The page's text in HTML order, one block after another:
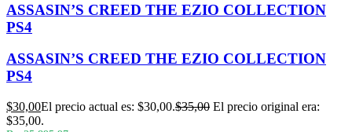
ASSASIN’S CREED THE EZIO COLLECTION
PS4
ASSASIN’S CREED THE EZIO COLLECTION
PS4
$30,00El precio actual es: $30,00.$35,00 El precio original era:
$35,00.